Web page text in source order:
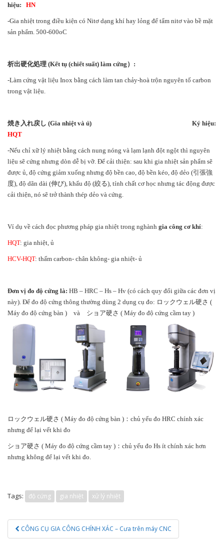
hiệu: HN
-Gia nhiệt trong điều kiện có Nitơ dạng khí hay lỏng để tẩm nitơ vào bề mặt
sản phẩm. 500-600oC
析出硬化処理 (Kết tụ (chiết suất) làm cứng ） :
-Làm cứng vật liệu Inox bằng cách làm tan chảy-hoà trộn nguyên tố carbon
trong vật liệu.
焼き入れ戻し (Gia nhiệt và ủ)
Ký hiệu:
HQT
-Nếu chỉ xữ lý nhiệt bằng cách nung nóng và lạm lạnh đột ngột thì nguyên
liệu sẽ cứng nhưng dòn dễ bị vỡ. Để cải thiện: sau khi gia nhiệt sản phẩm sẽ
được ủ, độ cứng giảm xuống nhưng độ bền cao, độ bền kéo, độ dẻo (引張強
度), độ dãn dài (伸び), khẩu độ (絞る), tính chất cơ học nhưng tác động được
cải thiện, nó sẽ trở thành thép dẻo và cứng.
Ví dụ về cách đọc phương pháp gia nhiệt trong nghành gia công cơ khí:
HQT: gia nhiệt, ủ
HCV-HQT: thấm carbon- chân không- gia nhiệt- ủ
Đơn vị đo độ cứng là: HB – HRC – Hs – Hv (có cách quy đổi giữa các đơn vị
này). Để đo độ cứng thông thường dùng 2 dụng cụ đo: ロックウェル硬さ (
Máy đo độ cứng bàn ) và ショア硬さ ( Máy đo độ cứng cầm tay )
ロックウェル硬さ ( Máy đo độ cứng bàn )：chủ yếu đo HRC chính xác
nhưng để lại vết khi đo
ショア硬さ ( Máy đo độ cứng cầm tay )：chủ yếu đo Hs ít chính xác hơn
nhưng không để lại vết khi đo.
Tags: độ cứng gia nhiệt xử lý nhiệt
Post
navigation
CÔNG CỤ GIA CÔNG CHÍNH XÁC – Cưa trên máy CNC